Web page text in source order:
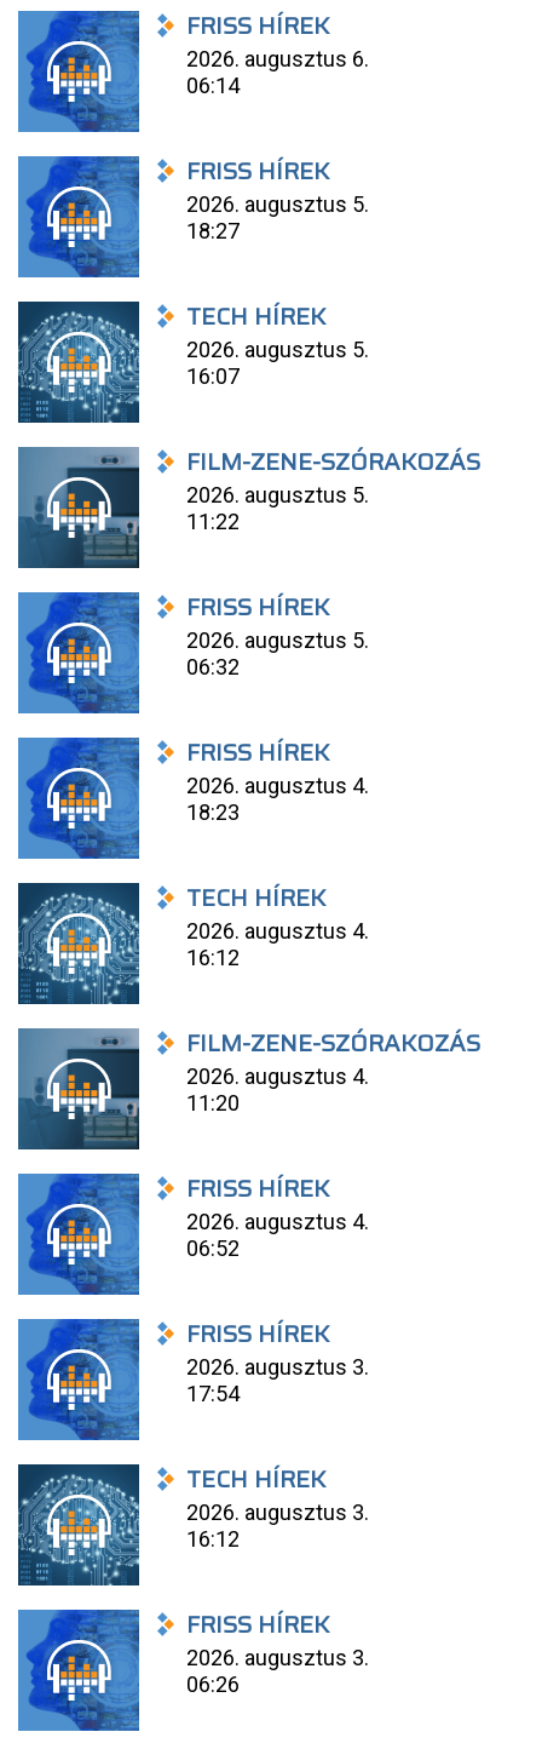
FRISS HÍREK
2026. augusztus 6.
06:14
FRISS HÍREK
2026. augusztus 5.
18:27
TECH HÍREK
2026. augusztus 5.
16:07
FILM-ZENE-SZÓRAKOZÁS
2026. augusztus 5.
11:22
FRISS HÍREK
2026. augusztus 5.
06:32
FRISS HÍREK
2026. augusztus 4.
18:23
TECH HÍREK
2026. augusztus 4.
16:12
FILM-ZENE-SZÓRAKOZÁS
2026. augusztus 4.
11:20
FRISS HÍREK
2026. augusztus 4.
06:52
FRISS HÍREK
2026. augusztus 3.
17:54
TECH HÍREK
2026. augusztus 3.
16:12
FRISS HÍREK
2026. augusztus 3.
06:26